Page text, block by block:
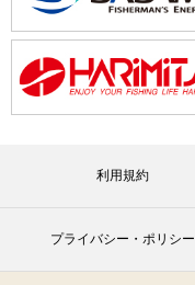
利用規約
プライバシー・ポリシー